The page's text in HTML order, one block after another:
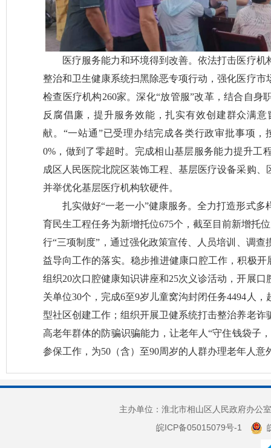
医疗服务能力和环境得到改善。依法打击医疗
整治和卫生健康系统扫黑除恶专项行动，强化医疗
检查医疗机构260家。深化“放管服”改革，结合自身
反腐倡廉，提升服务效能，扎实有效创建群众满
献。“一站通”已受理办结完成各类行政审批事项，
0%，做到了零超时。完成相山基层服务能力提升工
成区人民医院北院区装饰工程、基层医疗设备采购
并举优化基层医疗机构软硬件。
扎实做好“一老一小”健康服务。全力打造形式
育民生工程任务为新增托位675个，截至目前新增托
行“三项制度”，通过强化政策宣传、人员培训、调
益导向工作的落实。稳步推进健康口腔工作，积极
组织20次口腔健康知识讲座和25次义诊活动，开展
关单位30个，完成6至9岁儿童窝沟封闭任务4494人
型社区创建工作；组织开展卫健系统打击整治养老
高老年群体的防骗识骗能力，让老年人“守住钱袋子
参保工作，为50（含）至90周岁的人群办理老年人
主办单位：淮北市相山区人民政府办
皖ICP备05015079号-1